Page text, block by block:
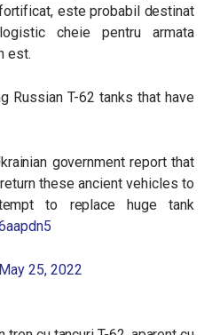
este probabil destinat
cheie pentru armata
est.
Russian T-62 tanks that have
government report that
these ancient vehicles to
to replace huge tank
May 25, 2022